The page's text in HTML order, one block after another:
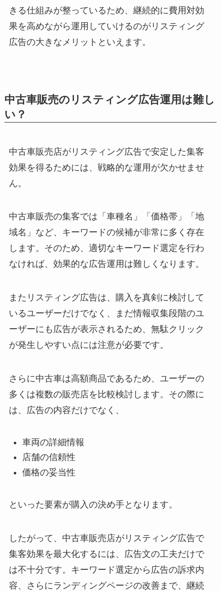
きる仕組みが整っているため、継続的に費用対効
果を高めながら運用していけるのがリスティング
広告の大きなメリットといえます。
中古車販売のリスティング広告運用は難し
い？
中古車販売店がリスティング広告で安定した集客
効果を得るためには、戦略的な運用が欠かせませ
ん。
中古車販売の集客では「車種名」「価格帯」「地
域名」など、キーワードの候補が非常に多く存在
します。そのため、適切なキーワード選定を行わ
なければ、効果的な広告運用は難しくなります。
またリスティング広告は、購入を真剣に検討して
いるユーザーだけでなく、まだ情報収集段階のユ
ーザーにも広告が表示されるため、無駄クリック
が発生しやすい点には注意が必要です。
さらに中古車は高額商品であるため、ユーザーの
多くは複数の販売店を比較検討します。その際に
は、広告の内容だけでなく、
車両の詳細情報
店舗の信頼性
価格の妥当性
といった要素が購入の決め手となります。
したがって、中古車販売店がリスティング広告で
集客効果を最大化するには、広告文の工夫だけで
は不十分です。キーワード選定から広告の訴求内
容、さらにランディングページの改善まで、継続